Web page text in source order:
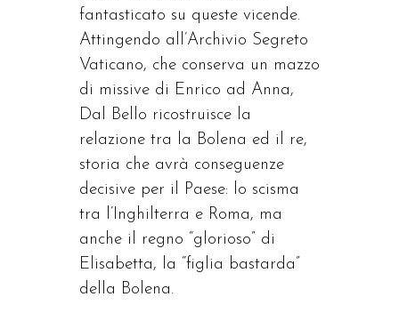
fantasticato su queste vicende.
Attingendo all’Archivio Segreto
Vaticano, che conserva un mazzo
di missive di Enrico ad Anna,
Dal Bello ricostruisce la
relazione tra la Bolena ed il re,
storia che avrà conseguenze
decisive per il Paese: lo scisma
tra l’Inghilterra e Roma, ma
anche il regno “glorioso” di
Elisabetta, la “figlia bastarda”
della Bolena.